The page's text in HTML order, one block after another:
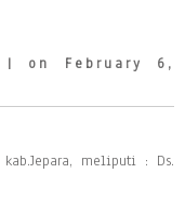
| on February 6,
meliputi : Ds.